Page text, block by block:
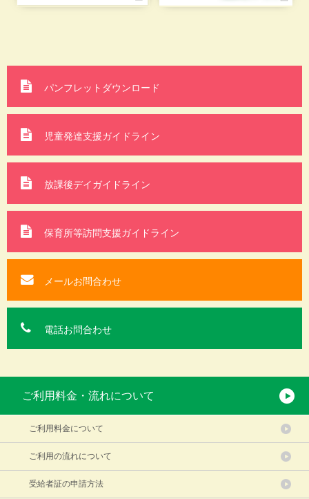
ご利用料金・流れについて
ご利用料金について
ご利用の流れについて
受給者証の申請方法
パンフレットダウンロード
児童発達支援ガイドライン
放課後デイガイドライン
保育所等訪問支援ガイドライン
メールお問合わせ
電話お問合わせ